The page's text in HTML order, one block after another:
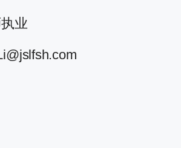
业